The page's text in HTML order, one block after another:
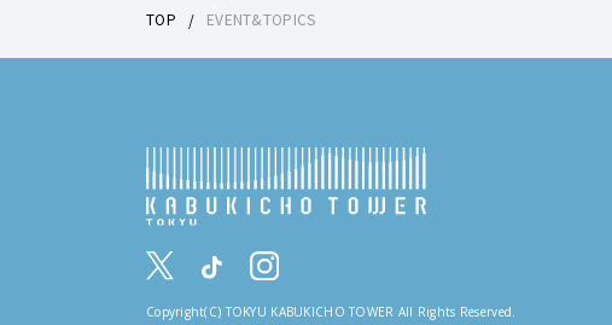
TOP EVENT&TOPICS
Copyright(C) TOKYU KABUKICHO TOWER All Rights Reserved.